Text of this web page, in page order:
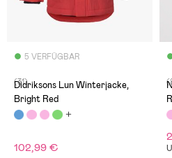
5 VERFÜGBAR
(31)
Didriksons Lun Winterjacke,
Bright Red
102,99 €